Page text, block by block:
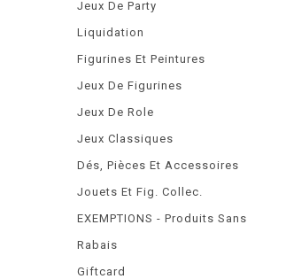
Jeux De Party
Liquidation
Figurines Et Peintures
Jeux De Figurines
Jeux De Role
Jeux Classiques
Dés, Pièces Et Accessoires
Jouets Et Fig. Collec.
EXEMPTIONS - Produits Sans
Rabais
Giftcard